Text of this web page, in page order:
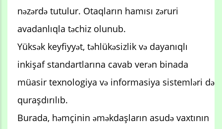
nəzərdə tutulur. Otaqların hamısı zəruri
avadanlıqla təchiz olunub.
Yüksək keyfiyyət, təhlükəsizlik və dayanıqlı
inkişaf standartlarına cavab verən binada
müasir texnologiya və informasiya sistemləri də
quraşdırılıb.
Burada, həmçinin əməkdaşların asudə vaxtının